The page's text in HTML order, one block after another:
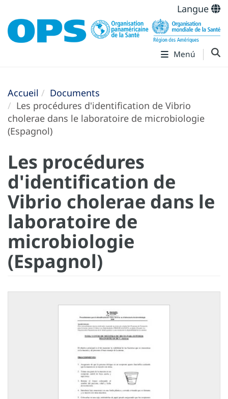
Langue
Menú
Accueil
Documents
Les procédures d'identification de Vibrio
cholerae dans le laboratoire de microbiologie
(Espagnol)
Les procédures
d'identification de
Vibrio cholerae dans le
laboratoire de
microbiologie
(Espagnol)